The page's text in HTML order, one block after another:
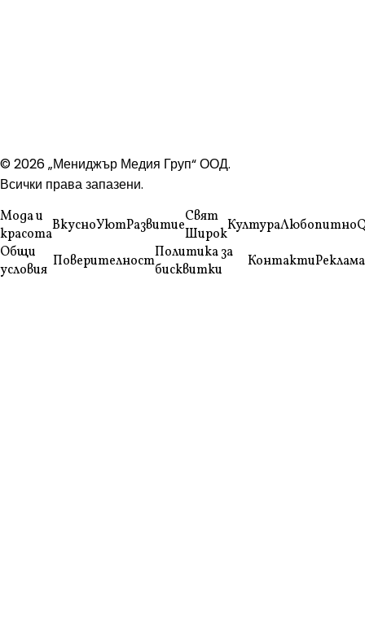
© 2026 „Мениджър Медия Груп“ ООД.
Всички права запазени.
Мода и
красотаВкусноУютРазвитиеСвят
ШирокКултураЛюбопитно
Общи
условия ПоверителностПолитика за
бисквитки
КонтактиРеклама